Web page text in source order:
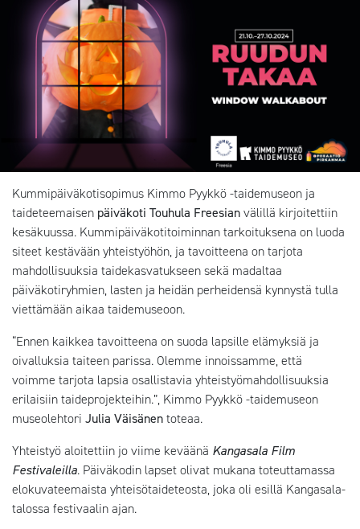
Kummipäiväkotisopimus Kimmo Pyykkö -taidemuseon ja
taideteemaisen päiväkoti Touhula Freesianvälillä kirjoitettiin
kesäkuussa. Kummipäiväkotitoiminnan tarkoituksena on luoda
siteet kestävään yhteistyöhön, ja tavoitteena on tarjota
mahdollisuuksia taidekasvatukseen sekä madaltaa
päiväkotiryhmien, lasten ja heidän perheidensä kynnystä tulla
viettämään aikaa taidemuseoon.
“Ennen kaikkea tavoitteena on suoda lapsille elämyksiä ja
oivalluksia taiteen parissa. Olemme innoissamme, että
voimme tarjota lapsia osallistavia yhteistyömahdollisuuksia
erilaisiin taideprojekteihin.”, Kimmo Pyykkö -taidemuseon
museolehtori Julia Väisänentoteaa.
Yhteistyö aloitettiin jo viime keväänä Kangasala Film
Festivaleilla. Päiväkodin lapset olivat mukana toteuttamassa
elokuvateemaista yhteisötaideteosta, joka oli esillä Kangasala-
talossa festivaalin ajan.